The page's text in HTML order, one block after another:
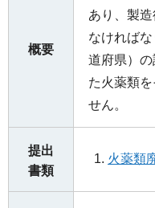
概要
あり、製
なければ
道府県）
た火薬類
せん。
提出
書類
火薬類